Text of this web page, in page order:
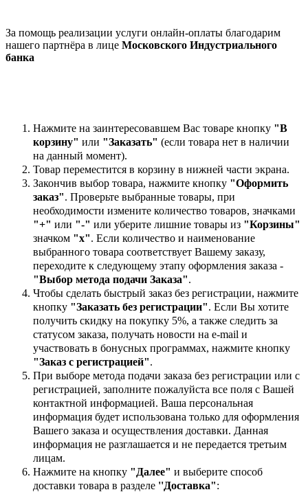
За помощь реализации услуги онлайн-оплаты благодарим
нашего партнёра в лице Московского Индустриального
банка
Нажмите на заинтересовавшем Вас товаре кнопку "В
корзину" или "Заказать" (если товара нет в наличии
на данный момент).
Товар переместится в корзину в нижней части экрана.
Закончив выбор товара, нажмите кнопку "Оформить
заказ". Проверьте выбранные товары, при
необходимости измените количество товаров, значками
"+" или "-" или уберите лишние товары из "Корзины"
значком "х". Если количество и наименование
выбранного товара соответствует Вашему заказу,
переходите к следующему этапу оформления заказа -
"Выбор метода подачи Заказа".
Чтобы сделать быстрый заказ без регистрации, нажмите
кнопку "Заказать без регистрации". Если Вы хотите
получить скидку на покупку 5%, а также следить за
статусом заказа, получать новости на e-mail и
участвовать в бонусных программах, нажмите кнопку
"Заказ с регистрацией".
При выборе метода подачи заказа без регистрации или с
регистрацией, заполните пожалуйста все поля с Вашей
контактной информацией. Ваша персональная
информация будет использована только для оформления
Вашего заказа и осуществления доставки. Данная
информация не разглашается и не передается третьим
лицам.
Нажмите на кнопку "Далее" и выберите способ
доставки товара в разделе ''Доставка":